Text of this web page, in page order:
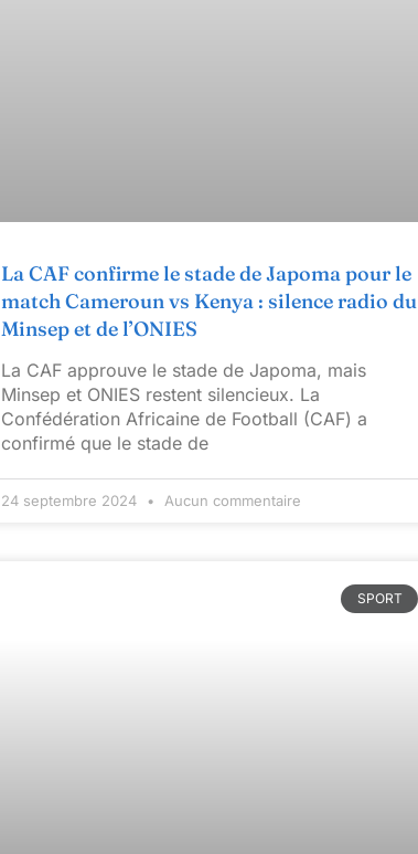
La CAF confirme le stade de Japoma pour le
match Cameroun vs Kenya : silence radio du
Minsep et de l’ONIES
La CAF approuve le stade de Japoma, mais
Minsep et ONIES restent silencieux. La
Confédération Africaine de Football (CAF) a
confirmé que le stade de
24 septembre 2024 Aucun commentaire
SPORT